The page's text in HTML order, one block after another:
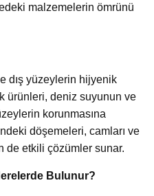
malzemelerin ömrünü
dış yüzeylerin hijyenik
ürünleri, deniz suyunun ve
korunmasına
döşemeleri, camları ve
de etkili çözümler sunar.
Bulunur?